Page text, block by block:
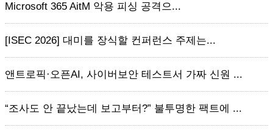
Microsoft 365 AitM 악용 피싱 공격으...
[ISEC 2026] 대미를 장식할 컨퍼런스 주제는...
앤트로픽·오픈AI, 사이버보안 테스트서 가짜 신원 ...
“조사도 안 끝났는데 보고부터?” 불투명한 팩트에 ...